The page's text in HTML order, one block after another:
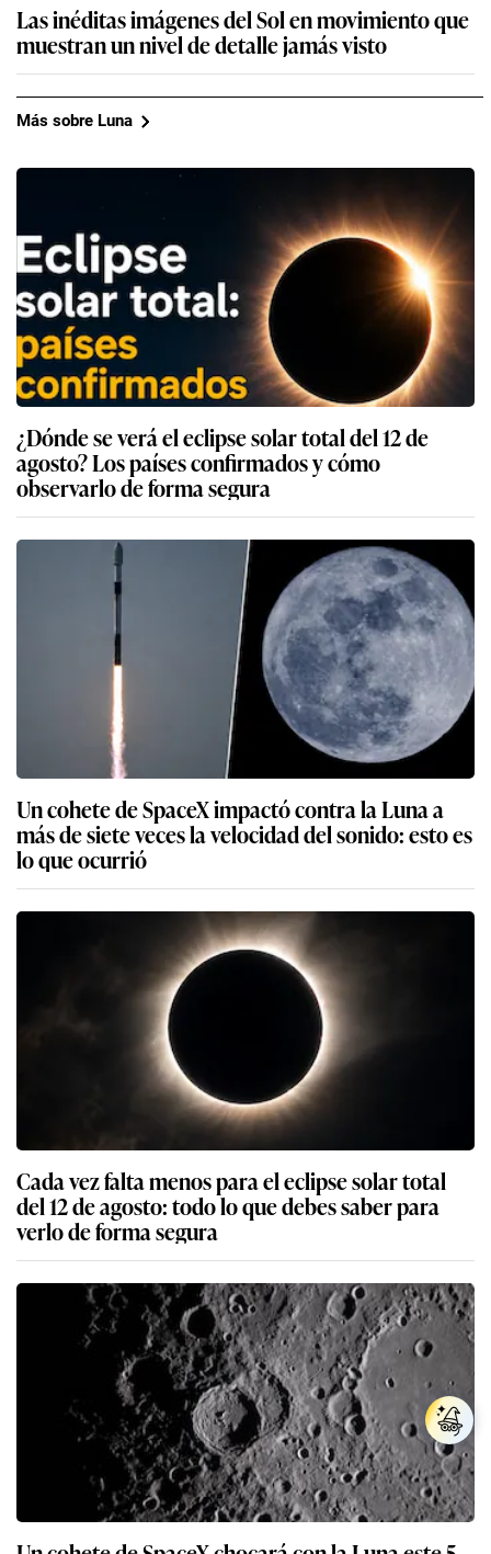
Las inéditas imágenes del Sol en movimiento que
muestran un nivel de detalle jamás visto
Más sobre Luna
¿Dónde se verá el eclipse solar total del 12 de
agosto? Los países confirmados y cómo
observarlo de forma segura
Un cohete de SpaceX impactó contra la Luna a
más de siete veces la velocidad del sonido: esto es
lo que ocurrió
Cada vez falta menos para el eclipse solar total
del 12 de agosto: todo lo que debes saber para
verlo de forma segura